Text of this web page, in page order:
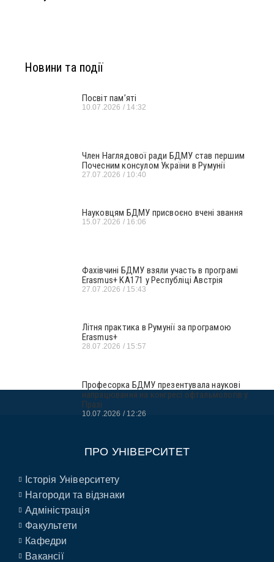
Новини та події
Посвіт пам’яті
10.07.2026 14:32
Член Наглядової ради БДМУ став першим
Почесним консулом України в Румунії
27.07.2026 10:40
Науковцям БДМУ присвоєно вчені звання
15.07.2026 16:06
Фахівчині БДМУ взяли участь в програмі
Erasmus+ KA171 у Республіці Австрія
27.07.2026 15:43
Літня практика в Румунії за програмою
Erasmus+
28.07.2026 15:57
Професорка БДМУ презентувала наукові
напрацювання на конгресі офтальмологів у
Празі
10.07.2026 12:26
ПРО УНІВЕРСИТЕТ
Історія Університету
Нагороди та відзнаки
Адміністрація
Факультети
Кафедри
Вакансії